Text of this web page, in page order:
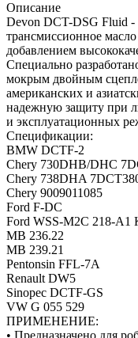
Описание
Devon DCT-DSG Fluid -
трансмиссионное
добавлением
Специально
мокрым двойным
американских и
надежную защиту при
и эксплуатационных
Cпецификации:
BMW DCTF-2
Chery 730DHB/DHC
Chery 738DHA
Chery 9009011085
Ford F-DC
Ford WSS-M2C 218-A1
MB 236.22
MB 239.21
Pentonsin FFL-7A
Renault DW5
Sinopec DCTF-GS
VW G 055 529
ПРИМЕНЕНИЕ: